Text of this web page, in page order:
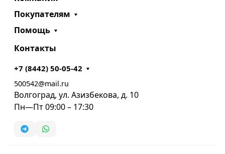
Покупателям
Помощь
Контакты
+7 (8442) 50-05-42
500542@mail.ru
Волгоград, ул. Азизбекова, д. 10
Пн—Пт 09:00 – 17:30